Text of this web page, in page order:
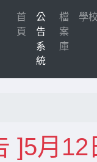
首
頁 (current)
公
告
系
統
檔
案
庫
學
]5月